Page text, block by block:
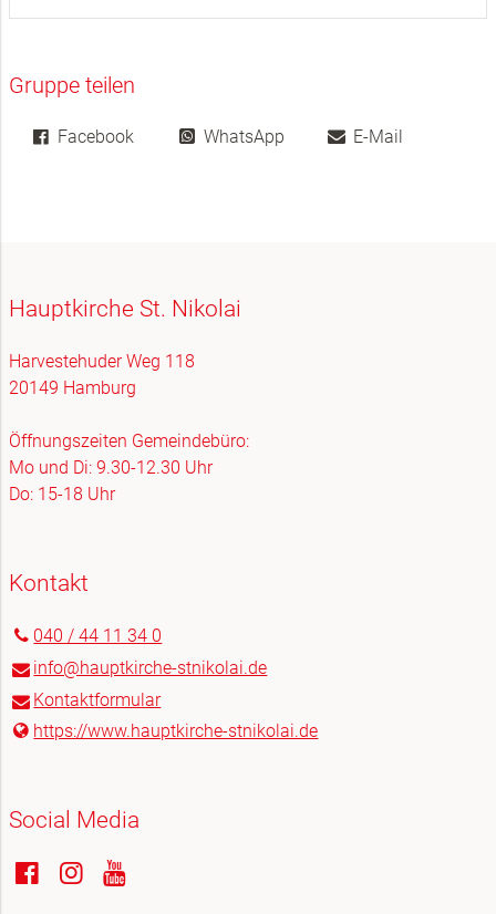
Gruppe teilen
Facebook WhatsApp E-Mail
Hauptkirche St. Nikolai
Harvestehuder Weg 118
20149 Hamburg
Öffnungszeiten Gemeindebüro:
Mo und Di: 9.30-12.30 Uhr
Do: 15-18 Uhr
Kontakt
040 / 44 11 34 0
info@​hauptkirche-stnikolai.​de
Kontaktformular
https://www.​hauptkirche-stnikolai.​de
Social Media